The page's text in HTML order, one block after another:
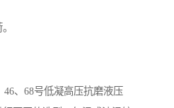
、68号低凝高压抗磨液压